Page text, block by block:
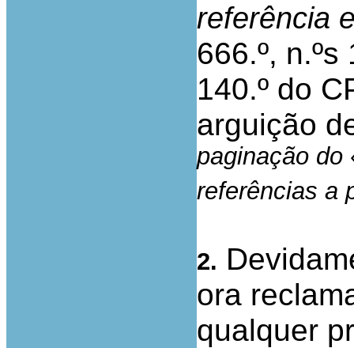
referência
666.º,
140.º do
arguição
paginação do
referências a
2.
ora
qualquer